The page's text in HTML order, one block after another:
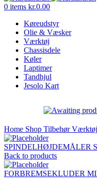
0 items kr.0.00
Køreudstyr
Olie & Væsker
Værktøj
Chassisdele
Køler
Laptimer
Tandhjul
Jesolo Kart
Home Shop TilbehørVærktøj
SPINDELHØJDEMÅLER
Back to products
FORBREMSEKLUDER